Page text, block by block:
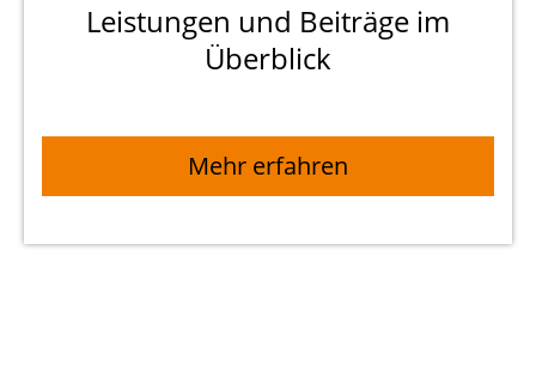
Leistungen und Beiträge im
Überblick
Mehr erfahren